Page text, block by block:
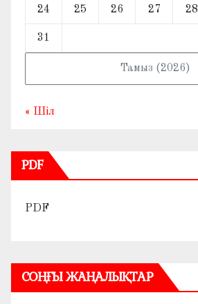
Тамыз (2026)
24 25 26 27 28
31
« Шіл
PDF
PDF
СОҢҒЫ ЖАҢАЛЫҚТАР